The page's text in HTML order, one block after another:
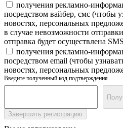
получения рекламно-
посредством вайбер, смс (чтобы
новостях, персональных
в случае невозможности
отправка будет осуществлена
получения рекламно-
посредством email (чтобы
новостях, персональных
Введите полученный код подтверждения
Завершить регистрацию